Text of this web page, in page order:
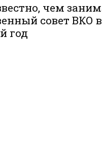
чем
совет ВКО
год